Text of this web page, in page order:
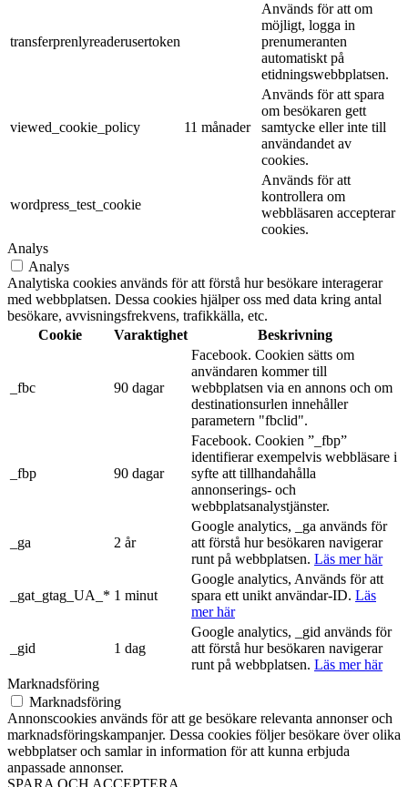
transferprenlyreaderusertoken
Används för att om
möjligt, logga in
prenumeranten
automatiskt på
etidningswebbplatsen.
viewed_cookie_policy 11 månader
Används för att spara
om besökaren gett
samtycke eller inte till
användandet av
cookies.
wordpress_test_cookie
Används för att
kontrollera om
webbläsaren accepterar
cookies.
Analys
Analys
Analytiska cookies används för att förstå hur besökare interagerar
med webbplatsen. Dessa cookies hjälper oss med data kring antal
besökare, avvisningsfrekvens, trafikkälla, etc.
Cookie
Varaktighet Beskrivning
_fbc 90 dagar
Facebook. Cookien sätts om
användaren kommer till
webbplatsen via en annons och om
destinationsurlen innehåller
parametern "fbclid".
_fbp 90 dagar
Facebook. Cookien ”_fbp”
identifierar exempelvis webbläsare i
syfte att tillhandahålla
annonserings- och
webbplatsanalystjänster.
_ga 2 år
Google analytics, _ga används för
att förstå hur besökaren navigerar
runt på webbplatsen. Läs mer här
_gat_gtag_UA_* 1 minut
Google analytics, Används för att
spara ett unikt användar-ID. Läs
mer här
_gid 1 dag
Google analytics, _gid används för
att förstå hur besökaren navigerar
runt på webbplatsen. Läs mer här
Marknadsföring
Marknadsföring
Annonscookies används för att ge besökare relevanta annonser och
marknadsföringskampanjer. Dessa cookies följer besökare över olika
webbplatser och samlar in information för att kunna erbjuda
anpassade annonser.